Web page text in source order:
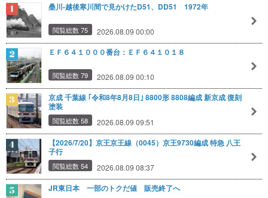
桑川-越後寒川間で見かけたD51、DD51 1972年
閲覧総数 75 2026.08.09 00:00
ＥＦ６４１０００番台：ＥＦ６４１０１８
閲覧総数 79 2026.08.09 00:10
京成 千葉線 ｢令和8年8月8日｣ 8800形 8808編成 新京成 復刻
塗装
閲覧総数 58 2026.08.09 09:51
【2026/7/20】京王京王線（0045）京王9730編成 特急 八王
子行
閲覧総数 54 2026.08.09 08:37
JR東日本 一部のトクだ値 販売終了へ